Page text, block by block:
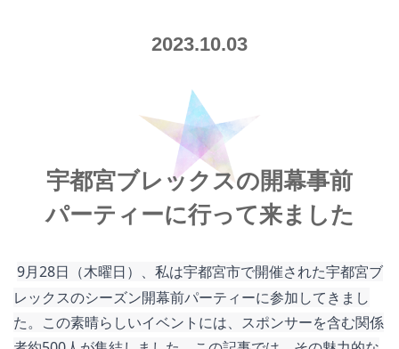
2023.10.03
宇都宮ブレックスの開幕事前
パーティーに行って来ました
9月28日（木曜日）、私は宇都宮市で開催された宇都宮ブ
レックスのシーズン開幕前パーティーに参加してきまし
た。この素晴らしいイベントには、スポンサーを含む関係